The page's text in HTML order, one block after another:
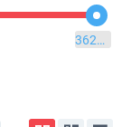
362200